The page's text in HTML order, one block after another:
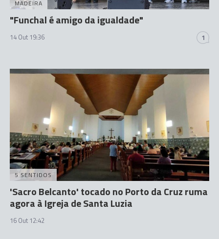
MADEIRA
"Funchal é amigo da igualdade"
14 Out 19:36 1
5 SENTIDOS
'Sacro Belcanto' tocado no Porto da Cruz ruma
agora à Igreja de Santa Luzia
16 Out 12:42